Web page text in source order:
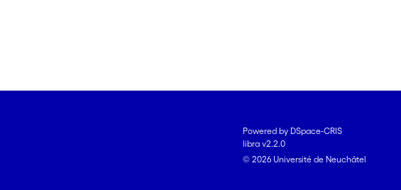
Powered by DSpace-CRIS
libra v2.2.0
© 2026 Université de Neuchâtel